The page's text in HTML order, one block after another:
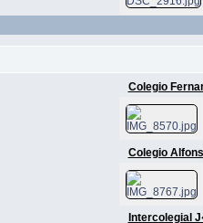
Colegio
Colegio
Intercolegial